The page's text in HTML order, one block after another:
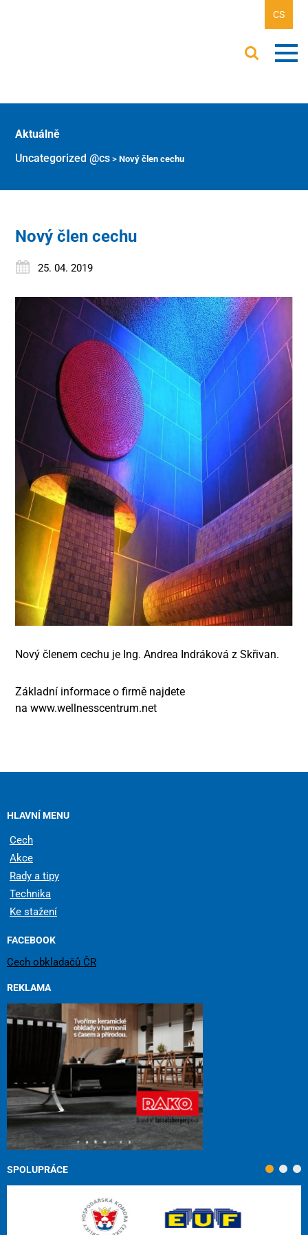
CS
Aktuálně
Uncategorized @cs >Nový člen cechu
Nový člen cechu
25. 04. 2019
Nový členem cechu je Ing. Andrea Indráková z Skřivan.
Základní informace o firmě najdete
na www.wellnesscentrum.net
HLAVNÍ MENU
Cech
Akce
Rady a tipy
Technika
Ke stažení
FACEBOOK
Cech obkladačů ČR
REKLAMA
SPOLUPRÁCE